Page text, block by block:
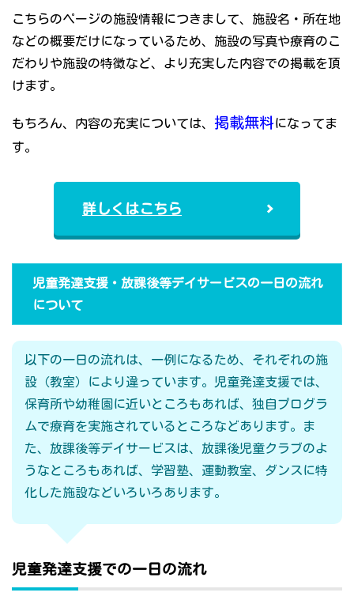
こちらのページの施設情報につきまして、施設名・所在地
などの概要だけになっているため、施設の写真や療育のこ
だわりや施設の特徴など、より充実した内容での掲載を頂
けます。
もちろん、内容の充実については、 掲載無料になってま
す。
詳しくはこちら
児童発達支援・放課後等デイサービスの一日の流れ
について
以下の一日の流れは、一例になるため、それぞれの施
設（教室）により違っています。児童発達支援では、
保育所や幼稚園に近いところもあれば、独自プログラ
ムで療育を実施されているところなどあります。ま
た、放課後等デイサービスは、放課後児童クラブのよ
うなところもあれば、学習塾、運動教室、ダンスに特
化した施設などいろいろあります。
児童発達支援での一日の流れ